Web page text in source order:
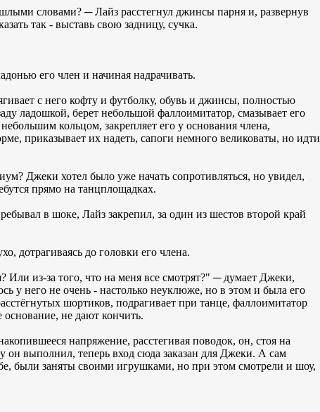
словами? ─ Лайз расстегнул джинсы парня и, развернув
так - выставь свою задницу, сучка.
его член и начиная надрачивать.
с него кофту и футболку, обувь и джинсы, полностью
ладошкой, берет небольшой фаллоимитатор, смазывает его
кольцом, закрепляет его у основания члена,
приказывает их надеть, сапоги немного великоваты, но идти
Джеки хотел было уже начать сопротивляться, но увидел,
прямо на танцплощадках.
в шоке, Лайз закрепил, за один из шестов второй край
дотрагиваясь до головки его члена.
Или из-за того, что на меня все смотрят?" ─ думает Джеки,
у него не очень - настолько неуклюже, но в этом и была его
шортиков, подрагивает при танце, фаллоимитатор
не дают кончить.
напряжение, расстегивая поводок, он, стоя на
он выполнил, теперь вход сюда заказан для Джеки. А сам
были заняты своими игрушками, но при этом смотрели и шоу,